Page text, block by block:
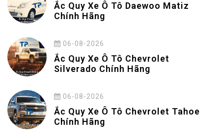
Ắc Quy Xe Ô Tô Daewoo Matiz
Chính Hãng
06-08-2026
Ắc Quy Xe Ô Tô Chevrolet
Silverado Chính Hãng
06-08-2026
Ắc Quy Xe Ô Tô Chevrolet Tahoe
Chính Hãng